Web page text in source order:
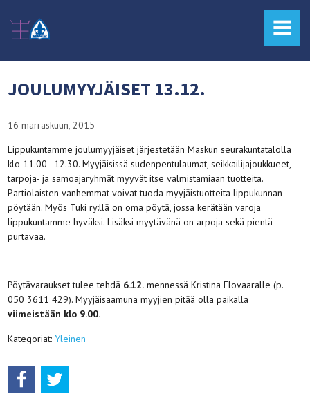
MENU
JOULUMYYJÄISET 13.12.
16 marraskuun, 2015
Lippukuntamme joulumyyjäiset järjestetään Maskun seurakuntatalolla
klo 11.00–12.30. Myyjäisissä sudenpentulaumat, seikkailijajoukkueet,
tarpoja- ja samoajaryhmät myyvät itse valmistamiaan tuotteita.
Partiolaisten vanhemmat voivat tuoda myyjäistuotteita lippukunnan
pöytään. Myös Tuki ry:llä on oma pöytä, jossa kerätään varoja
lippukuntamme hyväksi. Lisäksi myytävänä on arpoja sekä pientä
purtavaa.
Pöytävaraukset tulee tehdä 6.12. mennessä Kristina Elovaaralle (p.
050 3611 429). Myyjäisaamuna myyjien pitää olla paikalla
viimeistään klo 9.00.
Kategoriat:Yleinen